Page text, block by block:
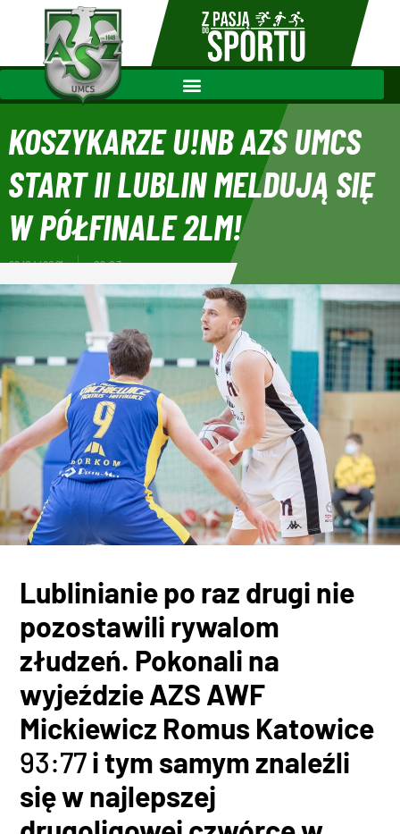
KOSZYKARZE U!NB AZS UMCS
START II LUBLIN MELDUJĄ SIĘ
W PÓŁFINALE 2LM!
29/04/2021 09:03
Lublinianie po raz drugi nie
pozostawili rywalom
złudzeń. Pokonali na
wyjeździe AZS AWF
Mickiewicz Romus Katowice
93:77i tym samym znaleźli
się w najlepszej